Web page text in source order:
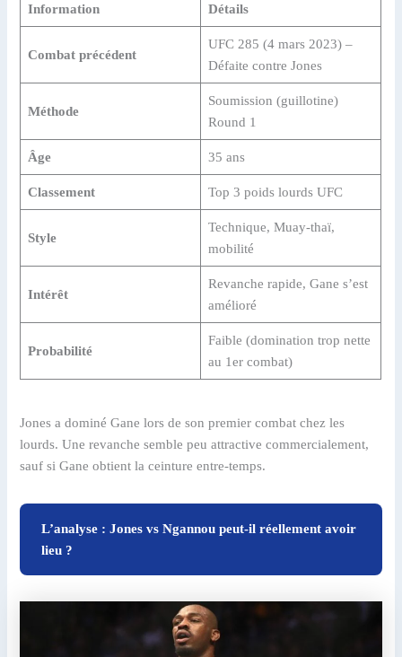
Information Détails
Combat précédent
UFC 285 (4 mars 2023) –
Défaite contre Jones
Méthode
Soumission (guillotine)
Round 1
Âge 35 ans
Classement Top 3 poids lourds UFC
Style
Technique, Muay-thaï,
mobilité
Intérêt
Revanche rapide, Gane s’est
amélioré
Probabilité
Faible (domination trop nette
au 1er combat)
Jones a dominé Gane lors de son premier combat chez les
lourds. Une revanche semble peu attractive commercialement,
sauf si Gane obtient la ceinture entre-temps.
L’analyse : Jones vs Ngannou peut-il réellement avoir
lieu ?